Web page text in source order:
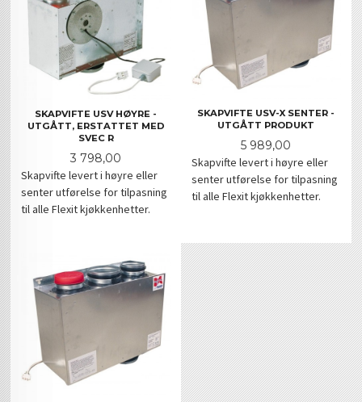
SKAPVIFTE USV HØYRE -
UTGÅTT, ERSTATTET MED
SVEC R
Pris
3 798,00
Skapvifte levert i høyre eller
senter utførelse for tilpasning
til alle Flexit kjøkkenhetter.
SKAPVIFTE USV-X SENTER -
UTGÅTT PRODUKT
Pris
5 989,00
Skapvifte levert i høyre eller
senter utførelse for tilpasning
til alle Flexit kjøkkenhetter.